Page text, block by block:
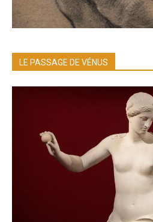
LE PASSAGE DE VÉNUS